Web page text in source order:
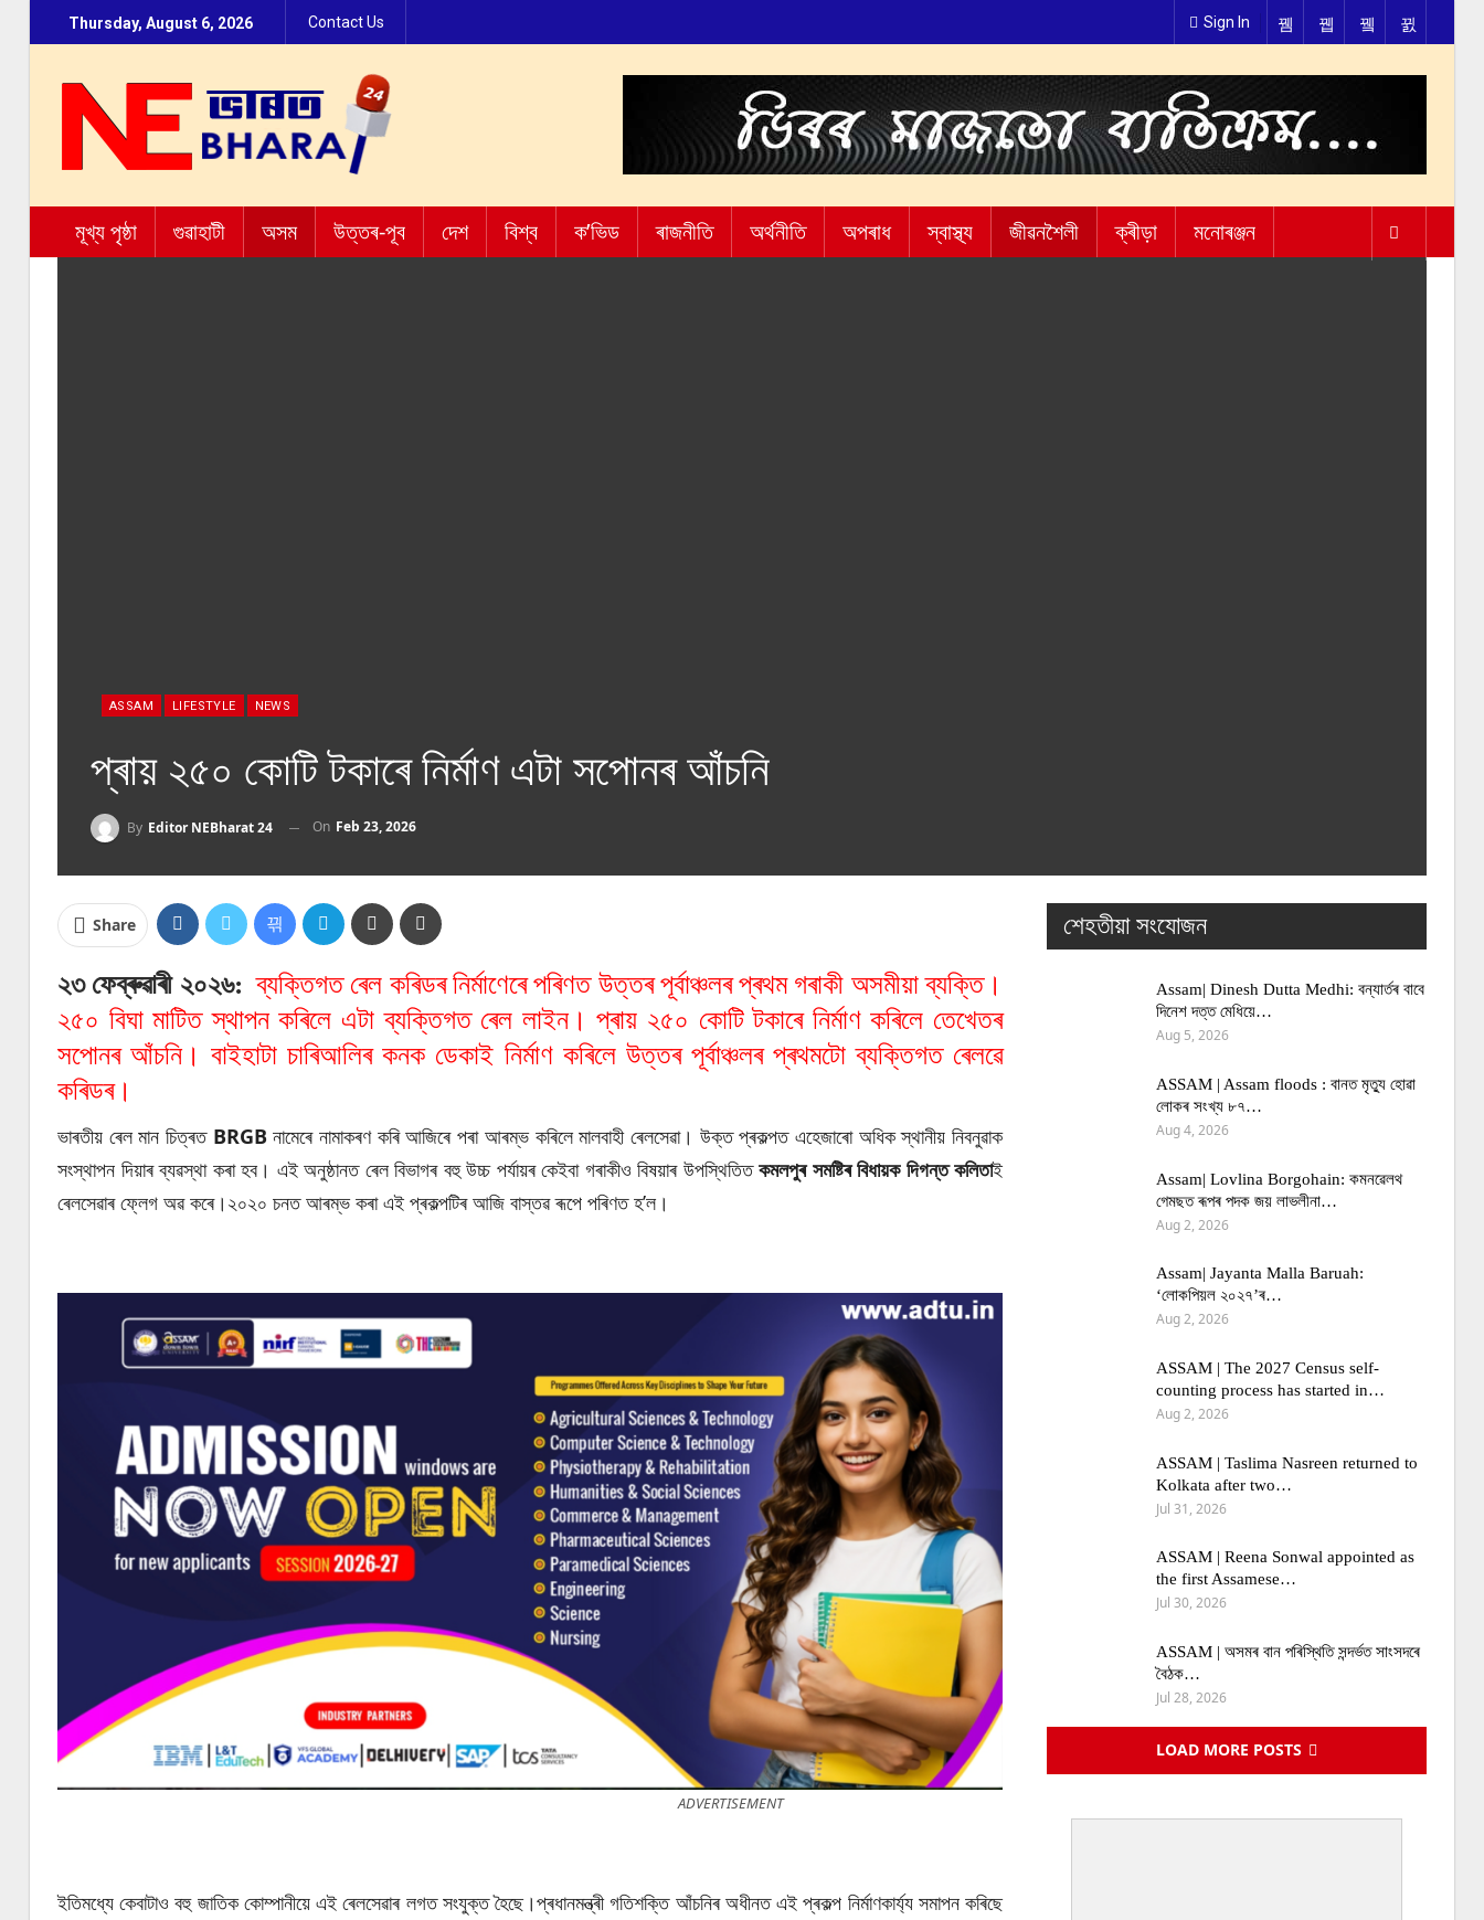
Sign In
Thursday, August 6, 2026 Contact Us
মূখ্য পৃষ্ঠা গুৱাহাটী অসম উত্তৰ-পূব দেশ বিশ্ব ক’ভিড ৰাজনীতি অৰ্থনীতি অপৰাধ স্বাস্থ্য জীৱনশৈলী ক্ৰীড়া মনোৰঞ্জন
ASSAM LIFESTYLE NEWS
প্ৰায় ২৫০ কোটি টকাৰে নিৰ্মাণ এটা সপোনৰ আঁচনি
By Editor NEBharat 24 On Feb 23, 2026
Share
২৩ ফেব্ৰুৱাৰী ২০২৬: ব্যক্তিগত ৰেল কৰিডৰ নিৰ্মাণেৰে পৰিণত উত্তৰ পূৰ্বাঞ্চলৰ প্ৰথম গৰাকী অসমীয়া ব্যক্তি।
২৫০ বিঘা মাটিত স্থাপন কৰিলে এটা ব্যক্তিগত ৰেল লাইন। প্ৰায় ২৫০ কোটি টকাৰে নিৰ্মাণ কৰিলে তেখেতৰ
সপোনৰ আঁচনি। বাইহাটা চাৰিআলিৰ কনক ডেকাই নিৰ্মাণ কৰিলে উত্তৰ পূৰ্বাঞ্চলৰ প্ৰথমটো ব্যক্তিগত ৰেলৱে
কৰিডৰ।
ভাৰতীয় ৰেল মান চিত্ৰত BRGB নামেৰে নামাকৰণ কৰি আজিৰে পৰা আৰম্ভ কৰিলে মালবাহী ৰেলসেৱা। উক্ত প্ৰকল্পত এহেজাৰো অধিক স্থানীয় নিবনুৱাক
সংস্থাপন দিয়াৰ ব্যৱস্থা কৰা হব। এই অনুষ্ঠানত ৰেল বিভাগৰ বহু উচ্চ পৰ্যায়ৰ কেইবা গৰাকীও বিষয়াৰ উপস্থিতিতকমলপুৰ সমষ্টিৰ বিধায়ক দিগন্ত কলিতাই
ৰেলসেৱাৰ ফ্লেগ অৱ কৰে।২০২০ চনত আৰম্ভ কৰা এই প্ৰকল্পটিৰ আজি বাস্তৱ ৰূপে পৰিণত হ’ল।
ADVERTISEMENT
ইতিমধ্যে কেবাটাও বহু জাতিক কোম্পানীয়ে এই ৰেলসেৱাৰ লগত সংযুক্ত হৈছে।প্ৰধানমন্ত্ৰী গতিশক্তি আঁচনিৰ অধীনত এই প্ৰকল্প নিৰ্মাণকাৰ্য্য সমাপন কৰিছে
শেহতীয়া সংযোজন
Assam| Dinesh Dutta Medhi: বন্যাৰ্তৰ বাবে
দিনেশ দত্ত মেধিয়ে…
Aug 5, 2026
ASSAM | Assam floods : বানত মৃত্যু হোৱা
লোকৰ সংখ্য ৮৭…
Aug 4, 2026
Assam| Lovlina Borgohain: কমনৱেলথ
গেমছত ৰূপৰ পদক জয় লাভলীনা…
Aug 2, 2026
Assam| Jayanta Malla Baruah:
‘লোকপিয়ল ২০২৭’ৰ…
Aug 2, 2026
ASSAM | The 2027 Census self-
counting process has started in…
Aug 2, 2026
ASSAM | Taslima Nasreen returned to
Kolkata after two…
Jul 31, 2026
ASSAM | Reena Sonwal appointed as
the first Assamese…
Jul 30, 2026
ASSAM | অসমৰ বান পৰিস্থিতি সন্দৰ্ভত সাংসদৰে
বৈঠক…
Jul 28, 2026
LOAD MORE POSTS